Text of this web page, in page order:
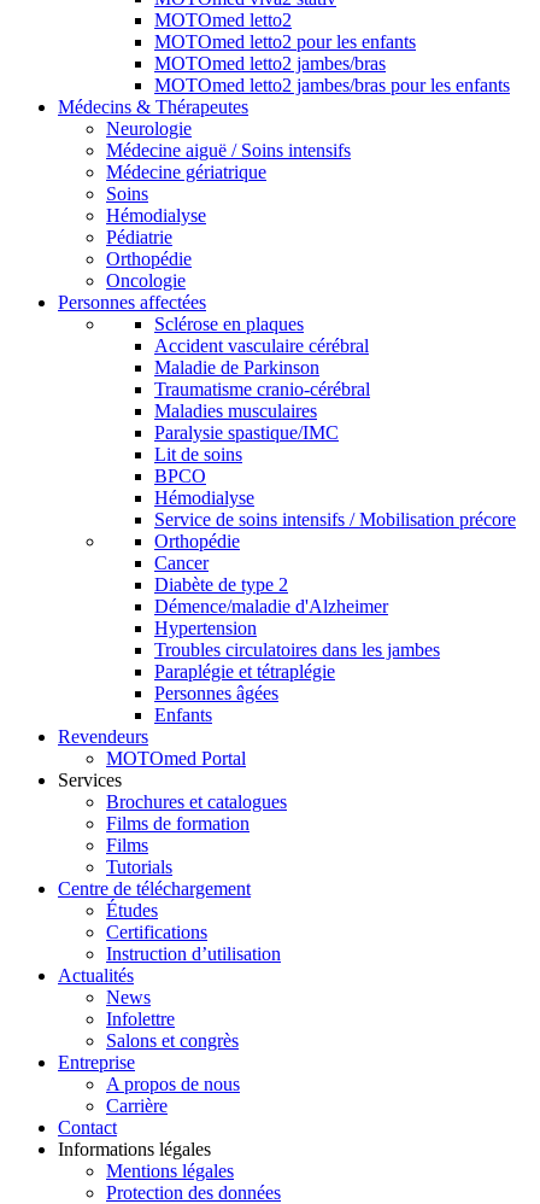
MOTOmed letto2
MOTOmed letto2 pour les enfants
MOTOmed letto2 jambes/bras
MOTOmed letto2 jambes/bras pour les enfants
Médecins & Thérapeutes
Neurologie
Médecine aiguë / Soins intensifs
Médecine gériatrique
Soins
Hémodialyse
Pédiatrie
Orthopédie
Oncologie
Personnes affectées
Sclérose en plaques
Accident vasculaire cérébral
Maladie de Parkinson
Traumatisme cranio-cérébral
Maladies musculaires
Paralysie spastique/IMC
Lit de soins
BPCO
Hémodialyse
Service de soins intensifs / Mobilisation précore
Orthopédie
Cancer
Diabète de type 2
Démence/maladie d'Alzheimer
Hypertension
Troubles circulatoires dans les jambes
Paraplégie et tétraplégie
Personnes âgées
Enfants
Revendeurs
MOTOmed Portal
Services
Brochures et catalogues
Films de formation
Films
Tutorials
Centre de téléchargement
Études
Certifications
Instruction d’utilisation
Actualités
News
Infolettre
Salons et congrès
Entreprise
A propos de nous
Carrière
Contact
Informations légales
Mentions légales
Protection des données